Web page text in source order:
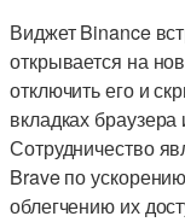
Виджет Binance
открывается на
отключить его и
вкладках
Сотрудничество
Brave по
облегчению их